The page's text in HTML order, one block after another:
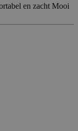
en zacht Mooi